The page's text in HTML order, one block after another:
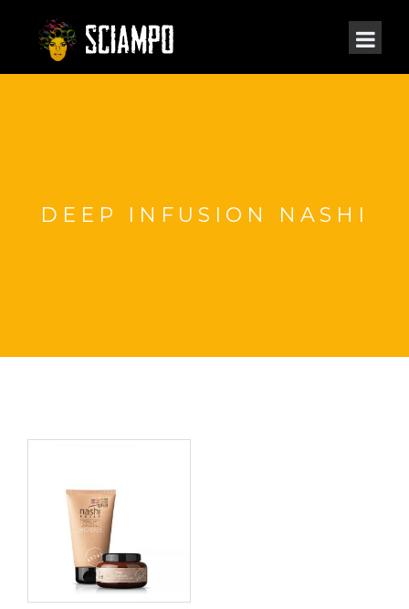
DEEP INFUSION NASHI